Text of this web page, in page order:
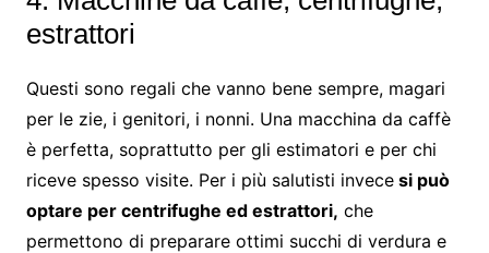
estrattori
Questi sono regali che vanno bene sempre, magari
per le zie, i genitori, i nonni. Una macchina da caffè
è perfetta, soprattutto per gli estimatori e per chi
riceve spesso visite. Per i più salutisti invecesi può
optare per centrifughe ed estrattori, che
permettono di preparare ottimi succhi di verdura e